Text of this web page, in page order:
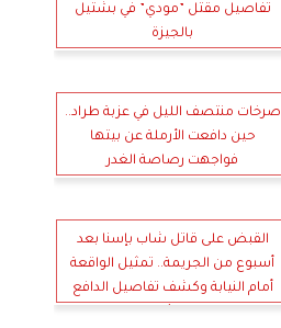
تفاصيل مقتل ”مودي” في بشتيل
بالجيزة
صرخات منتصف الليل في عزبة طراد..
حين دافعت الأرملة عن بيتها
فواجهت رصاصة الغدر
القبض على قاتل شاب بإسنا بعد
أسبوع من الجريمة.. تمثيل الواقعة
أمام النيابة وكشف تفاصيل الدافع